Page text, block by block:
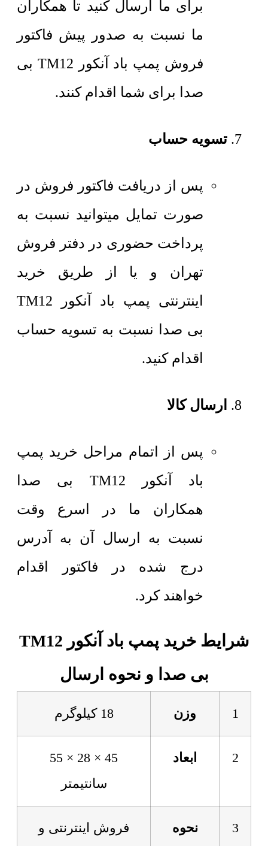
برای ما ارسال کنید تا همکاران
ما نسبت به صدور پیش فاکتور
فروش پمپ باد آنکور TM12 بی
صدا برای شما اقدام کنند.
تسویه حساب
پس از دریافت فاکتور فروش در
صورت تمایل میتوانید نسبت به
پرداخت حضوری در دفتر فروش
تهران و یا از طریق خرید
اینترنتی پمپ باد آنکور TM12
بی صدا نسبت به تسویه حساب
اقدام کنید.
ارسال کالا
پس از اتمام مراحل خرید پمپ
باد آنکور TM12 بی صدا
همکاران ما در اسرع وقت
نسبت به ارسال آن به آدرس
درج شده در فاکتور اقدام
خواهند کرد.
شرایط خرید پمپ باد آنکور TM12
بی صدا و نحوه ارسال
1 وزن 18 کیلوگرم
2 ابعاد
45 × 28 × 55
سانتیمتر
3
نحوه
فروش اینترنتی و